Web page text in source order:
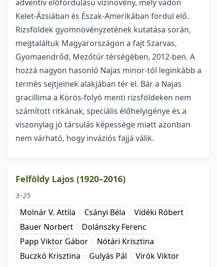
adventív előfordulású vízinövény, mely vadon
Kelet-Ázsiában és Észak-Amerikában fordul elő.
Rizsföldek gyomnövényzetének kutatása során,
megtaláltuk Magyarországon a fajt Szarvas,
Gyomaendrőd, Mezőtúr térségében, 2012-ben. A
hozzá nagyon hasonló Najas minor-tól leginkább a
termés sejtjeinek alakjában tér el. Bár a Najas
gracillima a Körös-folyó menti rizsföldeken nem
számított ritkának, speciális élőhelyigénye és a
viszonylag jó társulás képessége miatt azonban
nem várható, hogy inváziós fajjá válik.
Felföldy Lajos (1920–2016)
3–25
Molnár V. Attila Csányi Béla
Vidéki Róbert
Bauer Norbert
Dolánszky Ferenc
Papp Viktor Gábor
Nótári Krisztina
Buczkó Krisztina
Gulyás Pál Virók Viktor